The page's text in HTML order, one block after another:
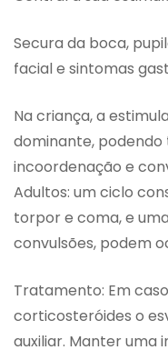
Secura da boca,
facial e sintomas
Na criança, a
dominante,
incoordenação e
Adultos: um ciclo
torpor e coma, e
convulsões, podem
Tratamento: Em
corticosteróides o
auxiliar. Manter uma